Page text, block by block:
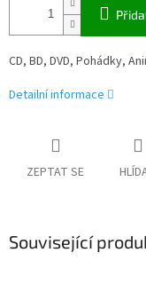
CD, BD, DVD, Pohádky,
Detailní informace
ZEPTAT SE
Související